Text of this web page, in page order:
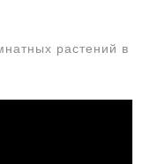
растений в